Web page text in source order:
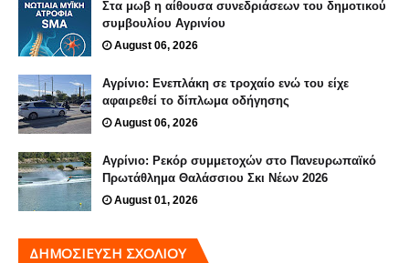
Στα μωβ η αίθουσα συνεδριάσεων του δημοτικού
συμβουλίου Αγρινίου
August 06, 2026
Αγρίνιο: Ενεπλάκη σε τροχαίο ενώ του είχε
αφαιρεθεί το δίπλωμα οδήγησης
August 06, 2026
Αγρίνιο: Ρεκόρ συμμετοχών στο Πανευρωπαϊκό
Πρωτάθλημα Θαλάσσιου Σκι Νέων 2026
August 01, 2026
ΔΗΜΟΣΊΕΥΣΗ ΣΧΟΛΊΟΥ